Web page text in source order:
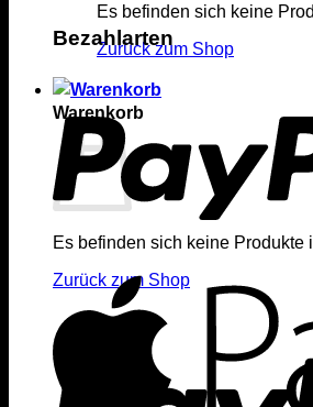
Es befinden sich keine
Zurück zum Shop
Warenkorb
Es befinden sich keine Produkte
Zurück zum Shop
Bezahlarten